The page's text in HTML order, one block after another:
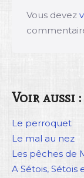
Vous devez
Voir aussi :
Le perroquet
Le mal au nez
Les pêches de
A Sétois, Sétois